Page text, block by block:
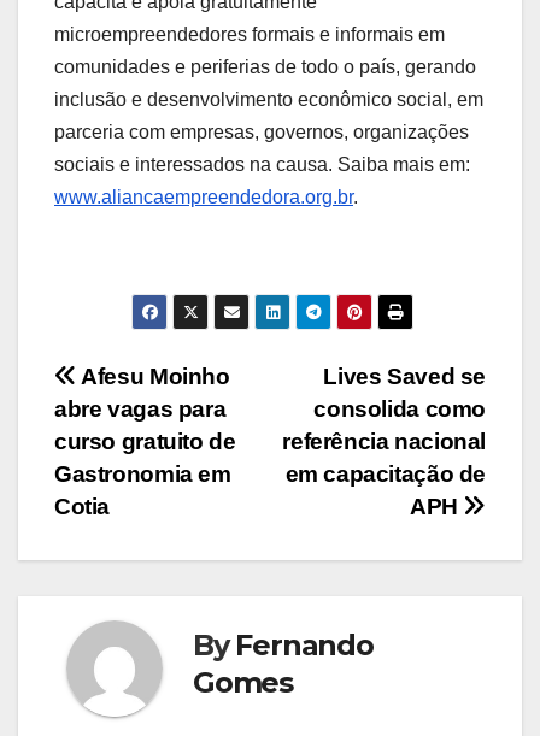
microempreendedores formais e informais em
comunidades e periferias de todo o país, gerando
inclusão e desenvolvimento econômico social, em
parceria com empresas, governos, organizações
sociais e interessados na causa. Saiba mais em:
www.aliancaempreendedora.org.br.
Navegação
de
Post
Lives Saved se
consolida como
referência nacional
em capacitação de
APH
Afesu Moinho
abre vagas para
curso gratuito de
Gastronomia em
Cotia
ByFernando
Gomes